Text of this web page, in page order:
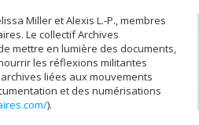
Miller et Alexis L.-P., membres
Le collectif Archives
mettre en lumière des documents,
les réflexions militantes
liées aux mouvements
et des numérisations
).